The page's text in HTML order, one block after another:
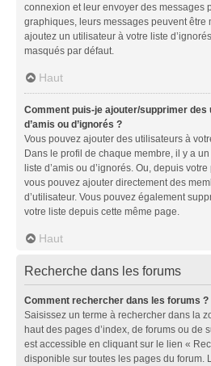
connexion et leur envoyer des messages
graphiques, leurs messages peuvent être
ajoutez un utilisateur à votre liste
masqués par défaut.
Haut
Comment puis-je ajouter/supprimer
d’amis ou d’ignorés ?
Vous pouvez ajouter des utilisateurs à
Dans le profil de chaque membre, il y a
liste d’amis ou d’ignorés. Ou, depuis
vous pouvez ajouter directement des
d’utilisateur. Vous pouvez également
votre liste depuis cette même page.
Haut
Recherche dans les forums
Comment rechercher dans les forums ?
Saisissez un terme à rechercher dans la
haut des pages d’index, de forums ou de
est accessible en cliquant sur le lien «
disponible sur toutes les pages du forum.